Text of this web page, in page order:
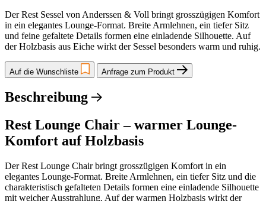
Der Rest Sessel von Anderssen & Voll bringt grosszügigen Komfort
in ein elegantes Lounge-Format. Breite Armlehnen, ein tiefer Sitz
und feine gefaltete Details formen eine einladende Silhouette. Auf
der Holzbasis aus Eiche wirkt der Sessel besonders warm und ruhig.
Auf die Wunschliste Anfrage zum Produkt
Beschreibung
Rest Lounge Chair – warmer Lounge-
Komfort auf Holzbasis
Der Rest Lounge Chair bringt grosszügigen Komfort in ein
elegantes Lounge-Format. Breite Armlehnen, ein tiefer Sitz und die
charakteristisch gefalteten Details formen eine einladende Silhouette
mit weicher Ausstrahlung. Auf der warmen Holzbasis wirkt der